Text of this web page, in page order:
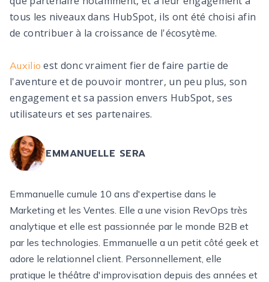
tous les niveaux dans HubSpot, ils ont été choisi afin
de contribuer à la croissance de l'écosytème.
Auxilio est donc vraiment fier de faire partie de
l'aventure et de pouvoir montrer, un peu plus, son
engagement et sa passion envers HubSpot, ses
utilisateurs et ses partenaires.
EMMANUELLE SERA
Emmanuelle cumule 10 ans d'expertise dans le
Marketing et les Ventes. Elle a une vision RevOps très
analytique et elle est passionnée par le monde B2B et
par les technologies. Emmanuelle a un petit côté geek et
adore le relationnel client. Personnellement, elle
pratique le théâtre d'improvisation depuis des années et